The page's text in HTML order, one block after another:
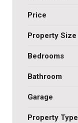
Price
Property Size
Bedrooms
Bathroom
Garage
Property Type